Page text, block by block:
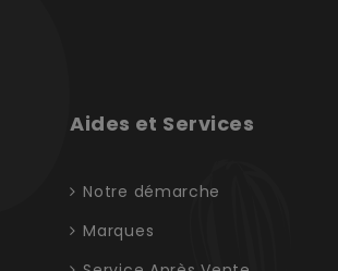
Aides et Services
Notre démarche
Marques